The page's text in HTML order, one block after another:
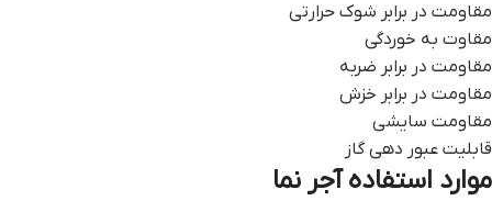
مقاومت در برابر شوک حرارتی
مقاوت به خوردگی
مقاومت در برابر ضربه
مقاومت در برابر خزش
مقاومت سایشی
قابلیت عبور دهی گاز
موارد استفاده آجر نما